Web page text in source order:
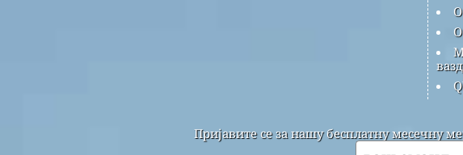
Пријавите се за нашу бесплатну месечну